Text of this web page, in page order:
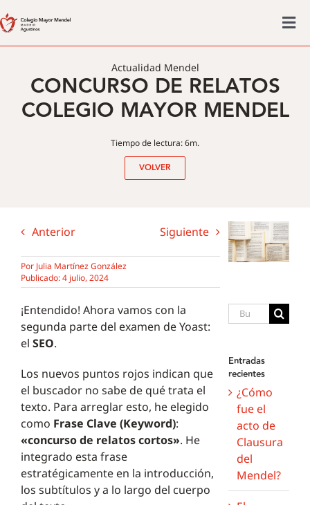
al
Actividades
Admisiones
Actualidad Mendel
CONCURSO DE RELATOS
COLEGIO MAYOR MENDEL
Tiempo de lectura: 6m.
VOLVER
Anterior Siguiente
Por Julia Martínez González
Publicado: 4 julio, 2024
¡Entendido! Ahora vamos con la
segunda parte del examen de Yoast:
el SEO.
Los nuevos puntos rojos indican que
el buscador no sabe de qué trata el
texto. Para arreglar esto, he elegido
como Frase Clave (Keyword):
«concurso de relatos cortos». He
integrado esta frase
estratégicamente en la introducción,
los subtítulos y a lo largo del cuerpo
Buscar:
Entradas
recientes
¿Cómo
fue el
acto de
Clausura
del
Mendel?